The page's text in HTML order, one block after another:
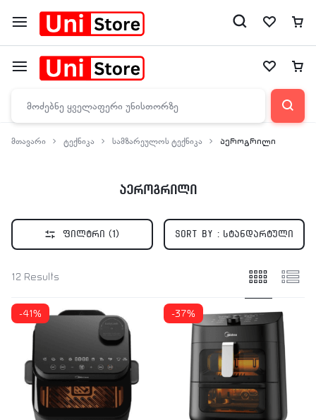
მთავარი ტექნიკა სამზარეულოს ტექნიკა აეროგრილი
აეროგრილი
ფილტრი (1) Sort by : სტანდარტული
12 Results
-41% -37%